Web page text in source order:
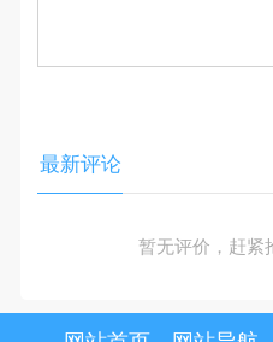
最新评论
暂无评价，赶紧